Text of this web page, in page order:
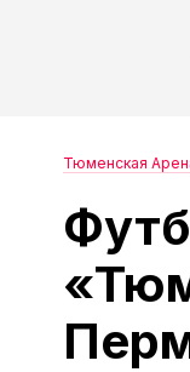
Тюменская